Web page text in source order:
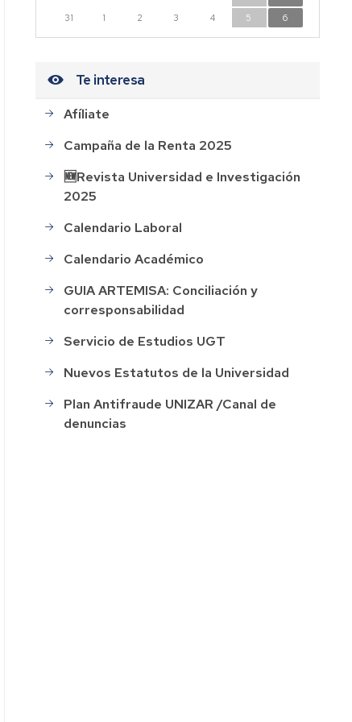
31
1 2 3 4 5 6
Te interesa
Afíliate
Campaña de la Renta 2025
🆕Revista Universidad e Investigación
2025
Calendario Laboral
Calendario Académico
GUIA ARTEMISA: Conciliación y
corresponsabilidad
Servicio de Estudios UGT
Nuevos Estatutos de la Universidad
Plan Antifraude UNIZAR /Canal de
denuncias